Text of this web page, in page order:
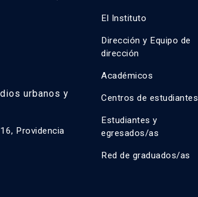
urbanos y
Providencia
El Instituto
Dirección y Equipo de
dirección
Académicos
Centros de estudiantes
Estudiantes y
egresados/as
Red de graduados/as